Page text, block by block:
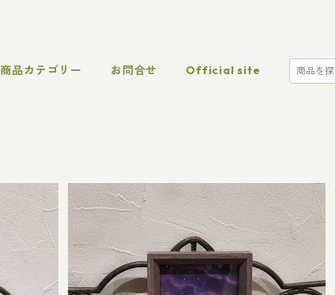
商品カテゴリー お問合せ Official site